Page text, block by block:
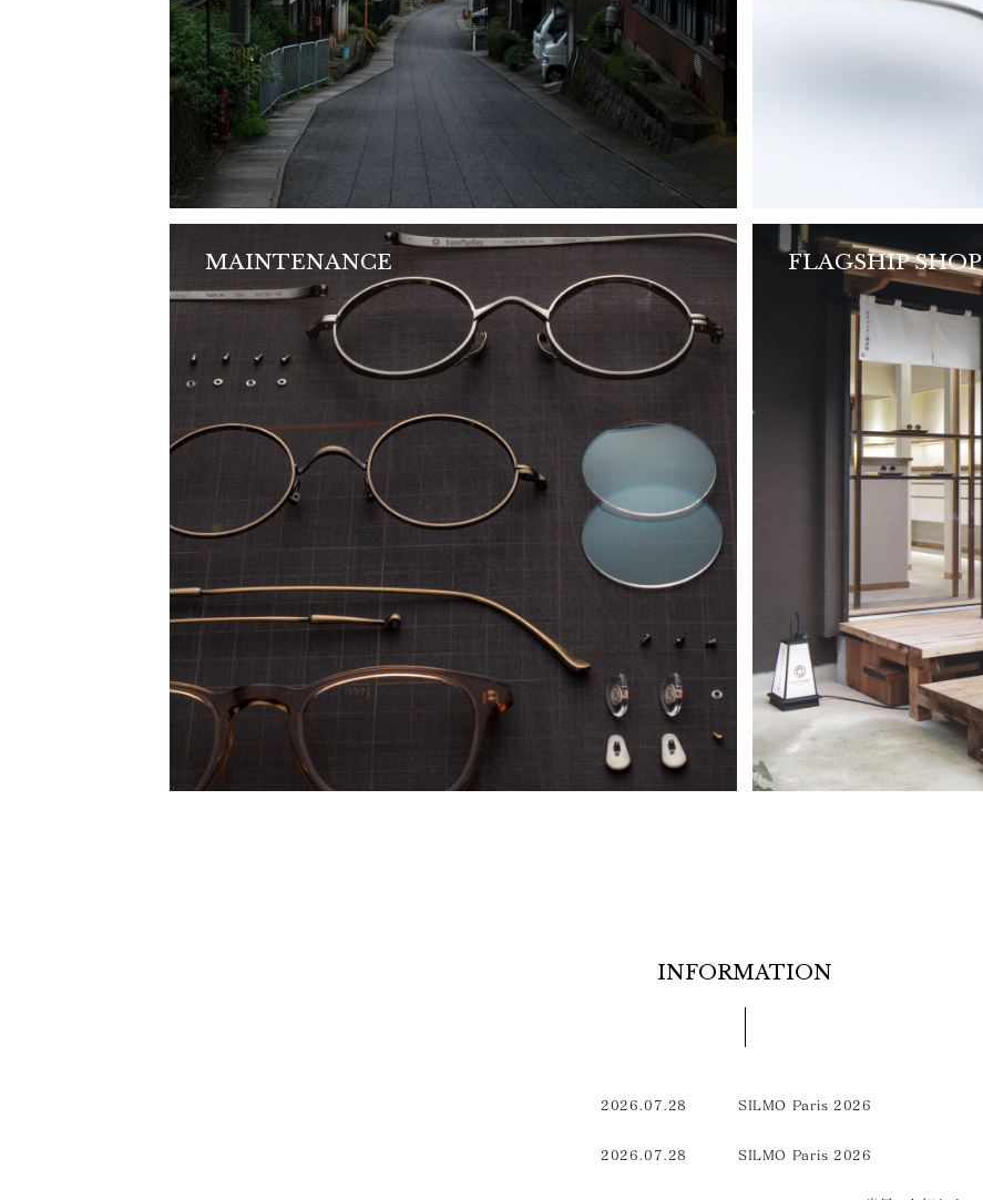
MAINTENANCE FLAGSHIP SHOP
INFORMATION
2026.07.28 SILMO Paris 2026
2026.07.28 SILMO Paris 2026